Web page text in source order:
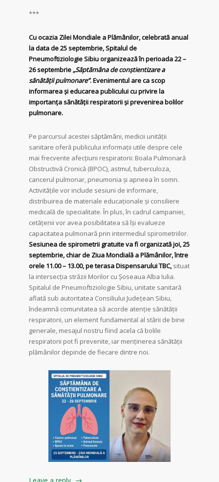
***
Cu ocazia Zilei Mondiale a Plămânilor, celebrată anual
la data de 25 septembrie, Spitalul de
Pneumoftiziologie Sibiu organizează în perioada 22 –
26 septembrie„Săptămâna de conștientizare a
sănătății pulmonare”. Evenimentul are ca scop
informarea și educarea publicului cu privire la
importanța sănătății respiratorii și prevenirea bolilor
pulmonare.
Pe parcursul acestei săptămâni, medicii unității
sanitare oferă publicului informații utile despre cele
mai frecvente afecțiuni respiratorii: Boala Pulmonară
Obstructivă Cronică (BPOC), astmul, tuberculoza,
cancerul pulmonar, pneumonia și apneea în somn.
Activitățile vor include sesiuni de informare,
distribuirea de materiale educaționale și consiliere
medicală de specialitate. În plus, în cadrul campaniei,
cetățenii vor avea posibilitatea să își evalueze
capacitatea pulmonară prin intermediul spirometriilor.
Sesiunea de spirometrii gratuite va fi organizată joi, 25
septembrie, chiar de Ziua Mondială a Plămânilor, între
orele 11.00 – 13.00, pe terasa Dispensarului TBC, situat
la intersecția străzii Morilor cu Șoseaua Alba Iulia.
Spitalul de Pneumoftiziologie Sibiu, unitate sanitară
aflată sub autoritatea Consiliului Județean Sibiu,
îndeamnă comunitatea să acorde atenție sănătății
respiratorii, un element fundamental al stării de bine
generale, mesajul nostru fiind acela că bolile
respiratorii pot fi prevenite, iar menținerea sănătății
plămânilor depinde de fiecare dintre noi.